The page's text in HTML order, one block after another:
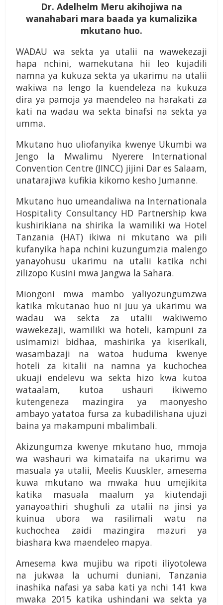
Dr. Adelhelm Meru akihojiwa na
wanahabari mara baada ya kumalizika
mkutano huo.
WADAU wa sekta ya utalii na wawekezaji
hapa nchini, wamekutana hii leo kujadili
namna ya kukuza sekta ya ukarimu na utalii
wakiwa na lengo la kuendeleza na kukuza
dira ya pamoja ya maendeleo na harakati za
kati na wadau wa sekta binafsi na sekta ya
umma.
Mkutano huo uliofanyika kwenye Ukumbi wa
Jengo la Mwalimu Nyerere International
Convention Centre (JINCC) jijini Dar es Salaam,
unatarajiwa kufikia kikomo kesho Jumanne.
Mkutano huo umeandaliwa na Internationala
Hospitality Consultancy HD Partnership kwa
kushirikiana na shirika la wamiliki wa Hotel
Tanzania (HAT) ikiwa ni mkutano wa pili
kufanyika hapa nchini kuzungumzia malengo
yanayohusu ukarimu na utalii katika nchi
zilizopo Kusini mwa Jangwa la Sahara.
Miongoni mwa mambo yaliyozungumzwa
katika mkutanao huo ni juu ya ukarimu wa
wadau wa sekta za utalii wakiwemo
wawekezaji, wamiliki wa hoteli, kampuni za
usimamizi bidhaa, mashirika ya kiserikali,
wasambazaji na watoa huduma kwenye
hoteli za kitalii na namna ya kuchochea
ukuaji endelevu wa sekta hizo kwa kutoa
wataalam, kutoa ushauri ikiwemo
kutengeneza mazingira ya maonyesho
ambayo yatatoa fursa za kubadilishana ujuzi
baina ya makampuni mbalimbali.
Akizungumza kwenye mkutano huo, mmoja
wa washauri wa kimataifa na ukarimu wa
masuala ya utalii, Meelis Kuuskler, amesema
kuwa mkutano wa mwaka huu umejikita
katika masuala maalum ya kiutendaji
yanayoathiri shughuli za utalii na jinsi ya
kuinua ubora wa rasilimali watu na
kuchochea zaidi mazingira mazuri ya
biashara kwa maendeleo mapya.
Amesema kwa mujibu wa ripoti iliyotolewa
na jukwaa la uchumi duniani, Tanzania
inashika nafasi ya saba kati ya nchi 141 kwa
mwaka 2015 katika ushindani wa sekta ya